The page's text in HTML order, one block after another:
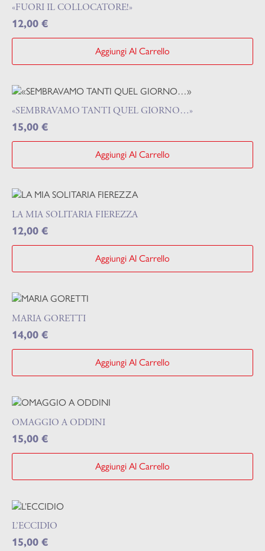
«FUORI IL COLLOCATORE!»
12,00 €
Aggiungi Al Carrello
«SEMBRAVAMO TANTI QUEL GIORNO…»
15,00 €
Aggiungi Al Carrello
LA MIA SOLITARIA FIEREZZA
12,00 €
Aggiungi Al Carrello
MARIA GORETTI
14,00 €
Aggiungi Al Carrello
OMAGGIO A ODDINI
15,00 €
Aggiungi Al Carrello
L’ECCIDIO
15,00 €